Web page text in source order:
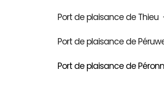
Port de plaisance de Thieu
Port de plaisance de
Port de plaisance de